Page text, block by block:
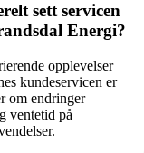
sett servicen
Energi?
opplevelser
kundeservicen er
om endringer
ventetid på